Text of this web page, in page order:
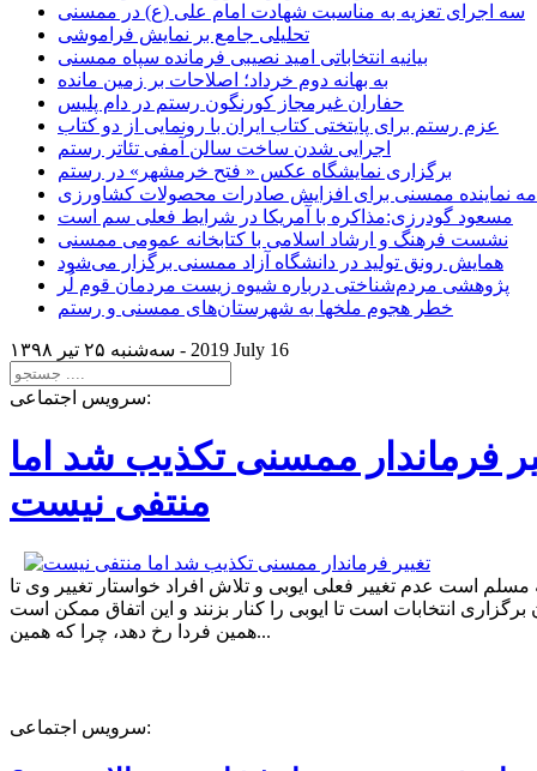
سه اجرای تعزیه به مناسبت شهادت امام علی (ع) در ممسنی
تحلیلی جامع بر نمایش فراموشی
بیانیه انتخاباتی امید نصیبی فرمانده سپاه ممسنی
به بهانه دوم خرداد؛ اصلاحات بر زمین مانده
حفاران غیرمجاز کورنگون رستم در دام پلیس
عزم رستم برای پایتختی کتاب ایران با رونمایی از دو کتاب
اجرایی شدن ساخت سالن آمفی تئاتر رستم
برگزاری نمایشگاه عکس « فتح خرمشهر» در رستم
نماینده ممسنی برای افزایش صادرات محصولات کشاورزی
مسعود گودرزی:مذاکره با آمریکا در شرایط فعلی سم است
نشست فرهنگ و ارشاد اسلامی با کتابخانه عمومی ممسنی
همایش رونق تولید در دانشگاه آزاد ممسنی برگزار می‌شود
پژوهشی مردم‌شناختی درباره شیوه زیست مردمان قوم لُر
خطر هجوم ملخها به شهرستان‌های ممسنی و رستم
سه‌شنبه ۲۵ تير ۱۳۹۸ - 2019 July 16
سرویس اجتماعی:
فرماندار ممسنی تکذیب شد اما
منتفی نیست
مسلم است عدم تغییر فعلی ایوبی و تلاش افراد خواستار تغییر وی تا
برگزاری انتخابات است تا ایوبی را کنار بزنند و این اتفاق ممکن است
همین فردا رخ دهد، چرا که همین...
سرویس اجتماعی: